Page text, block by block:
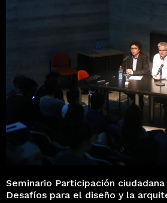
Seminario Participación ciudadana
Desafíos para el diseño y la